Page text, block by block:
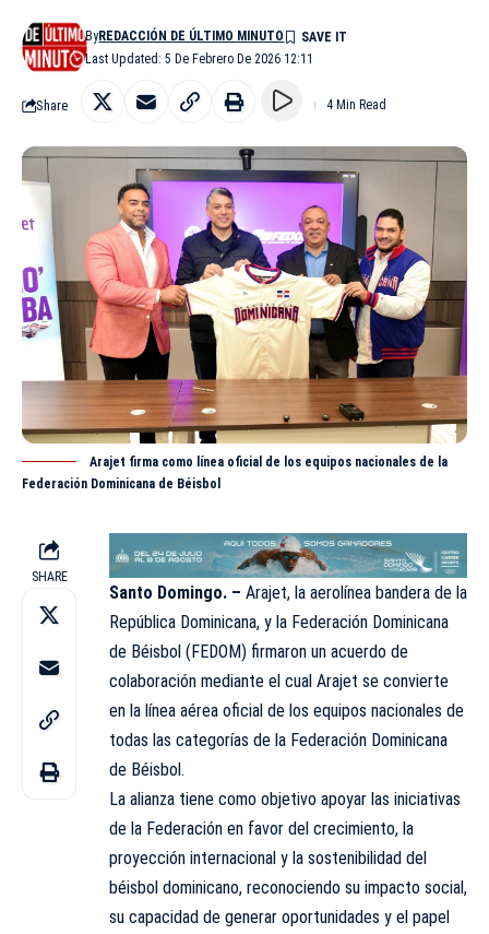
Last Updated: 5 De Febrero De 2026 12:11
ByREDACCIÓN DE ÚLTIMO MINUTO
Share 4 Min Read
Arajet firma como línea oficial de los equipos nacionales de la
Federación Dominicana de Béisbol
SHARE
Santo Domingo. – Arajet, la aerolínea bandera de la
República Dominicana, y la Federación Dominicana
de Béisbol (FEDOM) firmaron un acuerdo de
colaboración mediante el cual Arajet se convierte
en la línea aérea oficial de los equipos nacionales de
todas las categorías de la Federación Dominicana
de Béisbol.
La alianza tiene como objetivo apoyar las iniciativas
de la Federación en favor del crecimiento, la
proyección internacional y la sostenibilidad del
béisbol dominicano, reconociendo su impacto social,
su capacidad de generar oportunidades y el papel